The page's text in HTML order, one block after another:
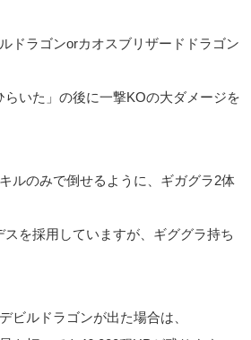
ドラゴンorカオスブリザードドラゴン
らいた」の後に一撃KOの大ダメージを
ルのみで倒せるように、ギガグラ2体
を採用していますが、ギググラ持ち
ビルドラゴンが出た場合は、